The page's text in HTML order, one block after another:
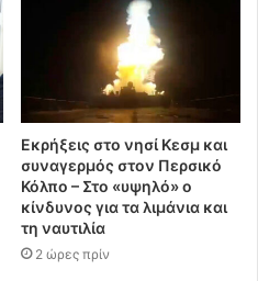
Εκρήξεις στο νησί Κεσμ και
συναγερμός στον Περσικό
Κόλπο – Στο «υψηλό» ο
κίνδυνος για τα λιμάνια και
τη ναυτιλία
2 ώρες πρίν